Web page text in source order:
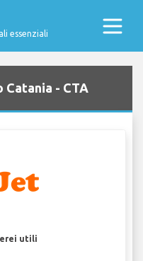
essenziali
- CTA
utili